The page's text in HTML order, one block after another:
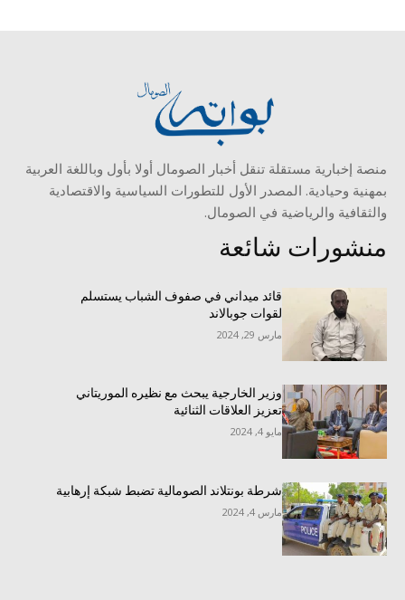
منصة إخبارية مستقلة تنقل أخبار الصومال أولا بأول وباللغة العربية
بمهنية وحيادية. المصدر الأول للتطورات السياسية والاقتصادية
والثقافية والرياضية في الصومال.
منشورات شائعة
قائد ميداني في صفوف الشباب يستسلم
لقوات جوبالاند
مارس 29, 2024
وزير الخارجية يبحث مع نظيره الموريتاني
تعزيز العلاقات الثنائية
مايو 4, 2024
شرطة بونتلاند الصومالية تضبط شبكة إرهابية
مارس 4, 2024